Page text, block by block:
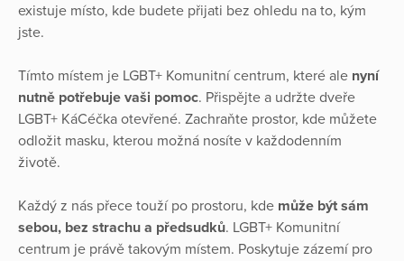
existuje místo, kde budete přijati bez ohledu na to, kým
jste.
Tímto místem je LGBT+ Komunitní centrum, které ale nyní
nutně potřebuje vaši pomoc. Přispějte a udržte dveře
LGBT+ KáCéčka otevřené. Zachraňte prostor, kde můžete
odložit masku, kterou možná nosíte v každodenním
životě.
Každý z nás přece touží po prostoru, kde může být sám
sebou, bez strachu a předsudků. LGBT+ Komunitní
centrum je právě takovým místem. Poskytuje zázemí pro